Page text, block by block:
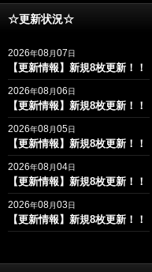
☆更新状況☆
2026年08月07日
【更新情報】新規8枚更新！！
2026年08月06日
【更新情報】新規8枚更新！！
2026年08月05日
【更新情報】新規8枚更新！！
2026年08月04日
【更新情報】新規8枚更新！！
2026年08月03日
【更新情報】新規8枚更新！！